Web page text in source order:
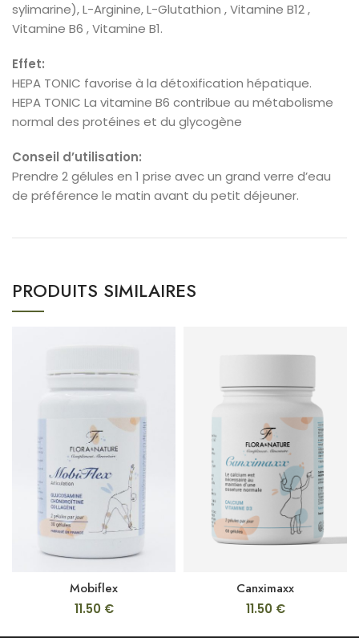
sylimarine), L-Arginine, L-Glutathion , Vitamine B12 ,
Vitamine B6 , Vitamine B1.
Effet:
HEPA TONIC favorise à la détoxification hépatique.
HEPA TONIC La vitamine B6 contribue au métabolisme
normal des protéines et du glycogène
Conseil d’utilisation:
Prendre 2 gélules en 1 prise avec un grand verre d’eau
de préférence le matin avant du petit déjeuner.
PRODUITS SIMILAIRES
Mobiflex
11.50 €
Canximaxx
11.50 €